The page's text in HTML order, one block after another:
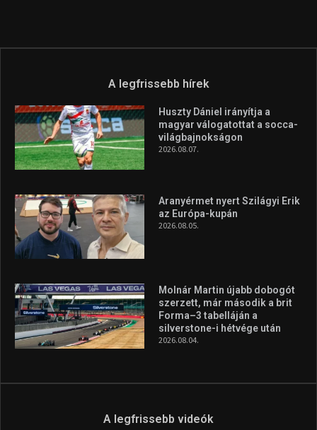
A legfrissebb hírek
Huszty Dániel irányítja a
magyar válogatottat a socca-
világbajnokságon
2026.08.07.
Aranyérmet nyert Szilágyi Erik
az Európa-kupán
2026.08.05.
Molnár Martin újabb dobogót
szerzett, már második a brit
Forma–3 tabelláján a
silverstone-i hétvége után
2026.08.04.
A legfrissebb videók